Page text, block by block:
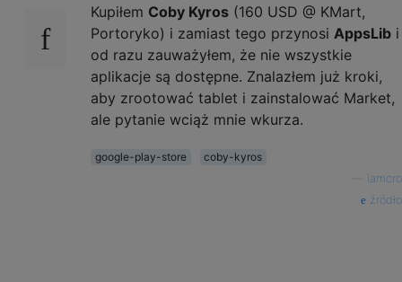
Kupiłem Coby Kyros (160 USD @ KMart,
Portoryko) i zamiast tego przynosi AppsLib i
od razu zauważyłem, że nie wszystkie
aplikacje są dostępne. Znalazłem już kroki,
aby zrootować tablet i zainstalować Market,
ale pytanie wciąż mnie wkurza.
google-play-store
coby-kyros
lamcro
źródło